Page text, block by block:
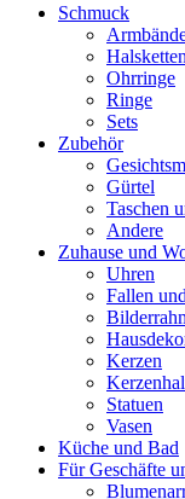
Schmuck
Ohrringe
Ringe
Sets
Zubehör
Gürtel
Taschen
Andere
Zuhause und
Uhren
Fallen
Kerzen
Statuen
Vasen
Küche und Bad
Für Geschäfte